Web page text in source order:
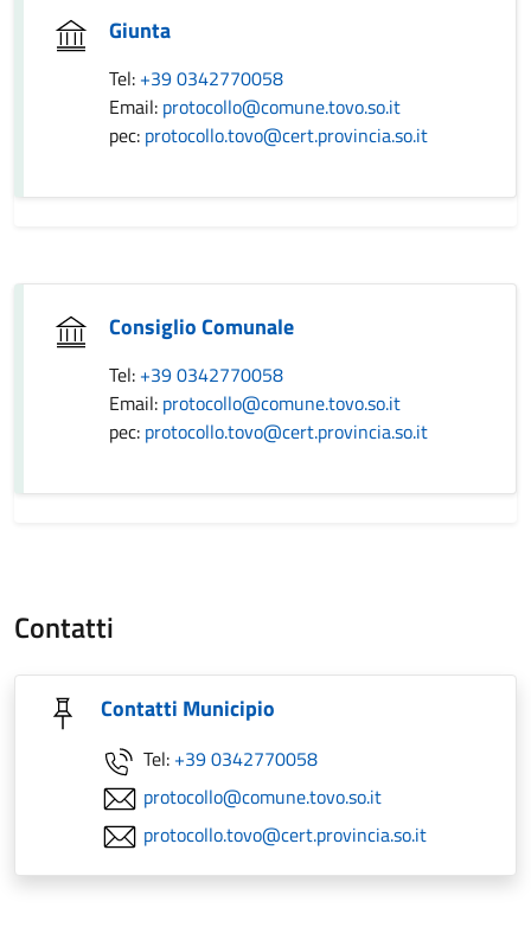
Giunta
Tel: +39 0342770058
Email: protocollo@comune.tovo.so.it
pec: protocollo.tovo@cert.provincia.so.it
Consiglio Comunale
Tel: +39 0342770058
Email: protocollo@comune.tovo.so.it
pec: protocollo.tovo@cert.provincia.so.it
Contatti
Contatti Municipio
Tel: +39 0342770058
protocollo@comune.tovo.so.it
protocollo.tovo@cert.provincia.so.it